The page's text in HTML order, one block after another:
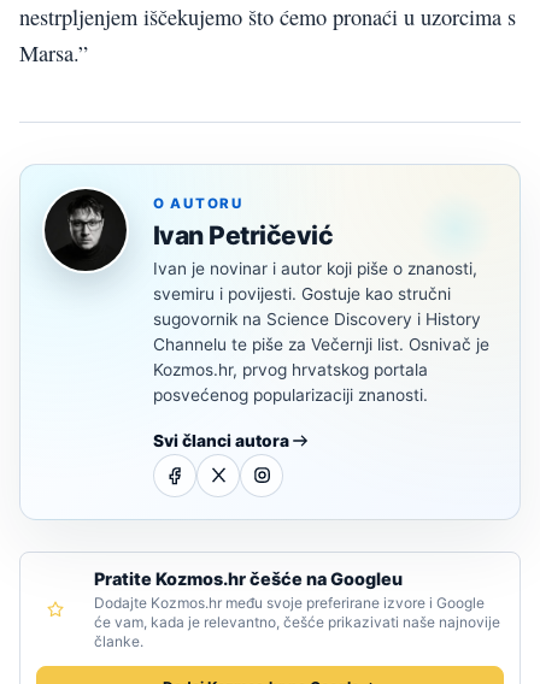
nestrpljenjem iščekujemo što ćemo pronaći u uzorcima s
Marsa.”
O AUTORU
Ivan Petričević
Ivan je novinar i autor koji piše o znanosti,
svemiru i povijesti. Gostuje kao stručni
sugovornik na Science Discovery i History
Channelu te piše za Večernji list. Osnivač je
Kozmos.hr, prvog hrvatskog portala
posvećenog popularizaciji znanosti.
Svi članci autora
Pratite Kozmos.hr češće na Googleu
Dodajte Kozmos.hr među svoje preferirane izvore i Google
će vam, kada je relevantno, češće prikazivati naše najnovije
članke.